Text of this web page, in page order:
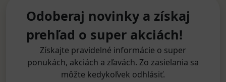
Odoberaj novinky a získaj
prehľad o super akciách!
Získajte pravidelné informácie o super
ponukách, akciách a zľavách. Zo zasielania sa
môžte kedykoľvek odhlásiť.